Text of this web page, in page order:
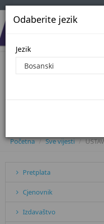
Odaberite jezik
Jezik
USTAVNI
HERCEGOVINI
Početna Sve vijesti
Pretplata
Cjenovnik
Izdavaštvo